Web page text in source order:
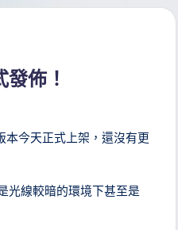
佈！
今天正式上架，還沒有更
光線較暗的環境下甚至是